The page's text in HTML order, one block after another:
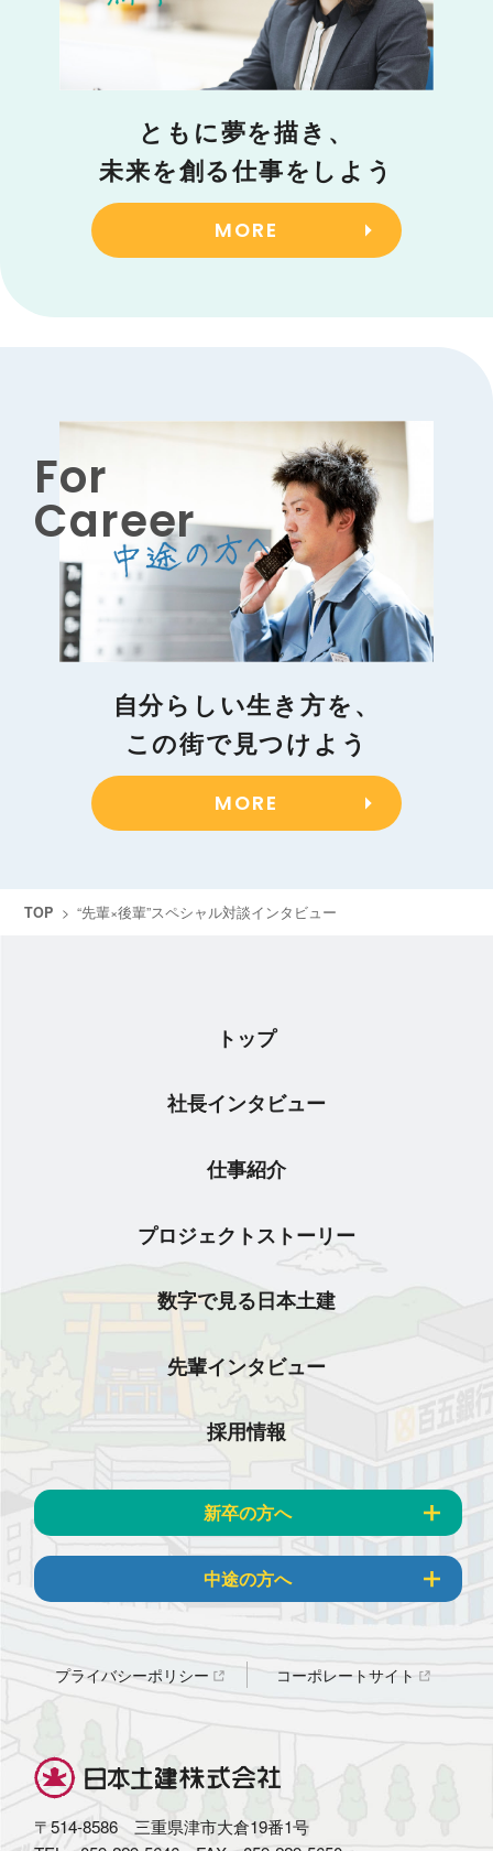
ともに夢を描き、
未来を創る仕事をしよう
MORE
For
Career
自分らしい生き方を、
この街で見つけよう
MORE
TOP > “先輩×後輩”スペシャル対談インタビュー
〒514-8586 三重県津市大倉19番1号
トップ
社長インタビュー
仕事紹介
プロジェクトストーリー
数字で見る日本土建
先輩インタビュー
採用情報
新卒の方へ
中途の方へ
プライバシーポリシー コーポレートサイト